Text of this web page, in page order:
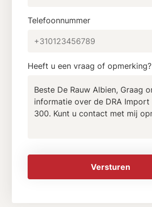
Telefoonnummer
Heeft u een vraag of opmerking?
Versturen